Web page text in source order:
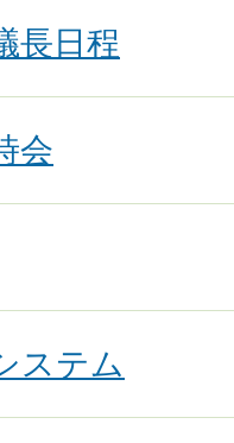
長日程
会
ステム